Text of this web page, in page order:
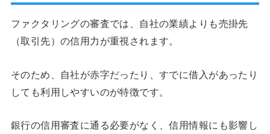
ファクタリングの審査では、自社の業績よりも売掛先
（取引先）の信用力が重視されます。
そのため、自社が赤字だったり、すでに借入があったり
しても利用しやすいのが特徴です。
銀行の信用審査に通る必要がなく、信用情報にも影響し